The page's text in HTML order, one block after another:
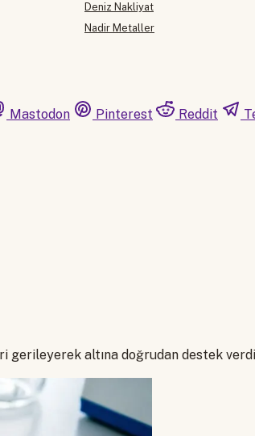
Deniz Nakliyat
Nadir Metaller
Mastodon Pinterest Reddit
gerileyerek altına doğrudan destek verdi